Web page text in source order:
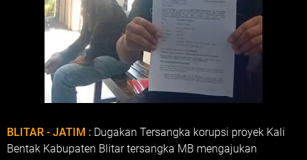
BLITAR - JATIM : Dugakan Tersangka korupsi proyek Kali
Bentak Kabupaten Blitar tersangka MB mengajukan